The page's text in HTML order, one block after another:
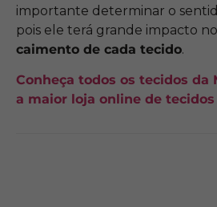
importante determinar o
pois ele terá grande impacto
caimento de cada tecido.
Conheça todos os tecidos da
a maior loja online de tecidos